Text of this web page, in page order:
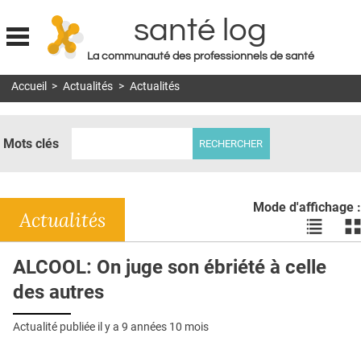
Jump to navigation
santé log
La communauté des professionnels de santé
MON COMPTE
DOSSIERS
RÉSEAUX
E-REVUE SAD
Accueil > Actualités > Actualités
Mots clés
Mode d'affichage :
Voir
les
en
les
Actualités
ALCOOL: On juge son ébriété à celle
des autres
Actualité publiée il y a 9 années 10 mois